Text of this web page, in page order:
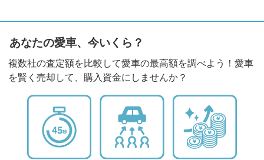
あなたの愛車、今いくら？
複数社の査定額を比較して愛車の最高額を調べよう！愛車
を賢く売却して、購入資金にしませんか？